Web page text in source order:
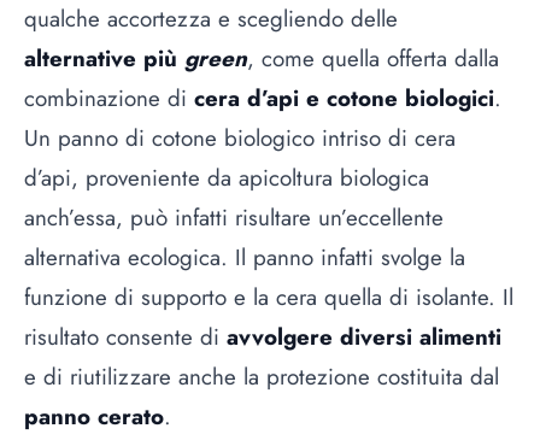
qualche accortezza e scegliendo delle
alternative più green, come quella offerta dalla
combinazione di cera d’api e cotone biologici.
Un panno di cotone biologico intriso di cera
d’api, proveniente da apicoltura biologica
anch’essa, può infatti risultare un’eccellente
alternativa ecologica. Il panno infatti svolge la
funzione di supporto e la cera quella di isolante. Il
risultato consente di avvolgere diversi alimenti
e di riutilizzare anche la protezione costituita dal
panno cerato.